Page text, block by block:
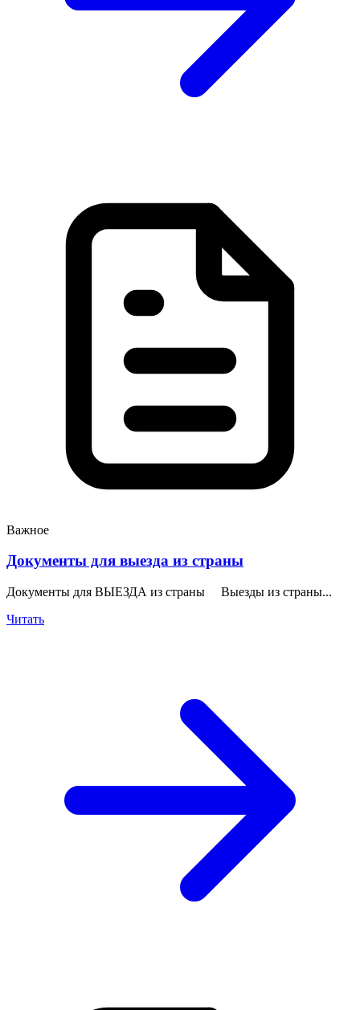
Важное
Документы для выезда из страны
Документы для ВЫЕЗДА из страны Выезды из страны...
Читать